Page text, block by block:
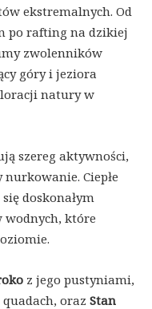
ekstremalnych. Od
po rafting na dzikiej
zwolenników
góry i jeziora
natury w
szereg aktywności,
Ciepłe
doskonałym
które
z jego pustyniami,
oraz Stan